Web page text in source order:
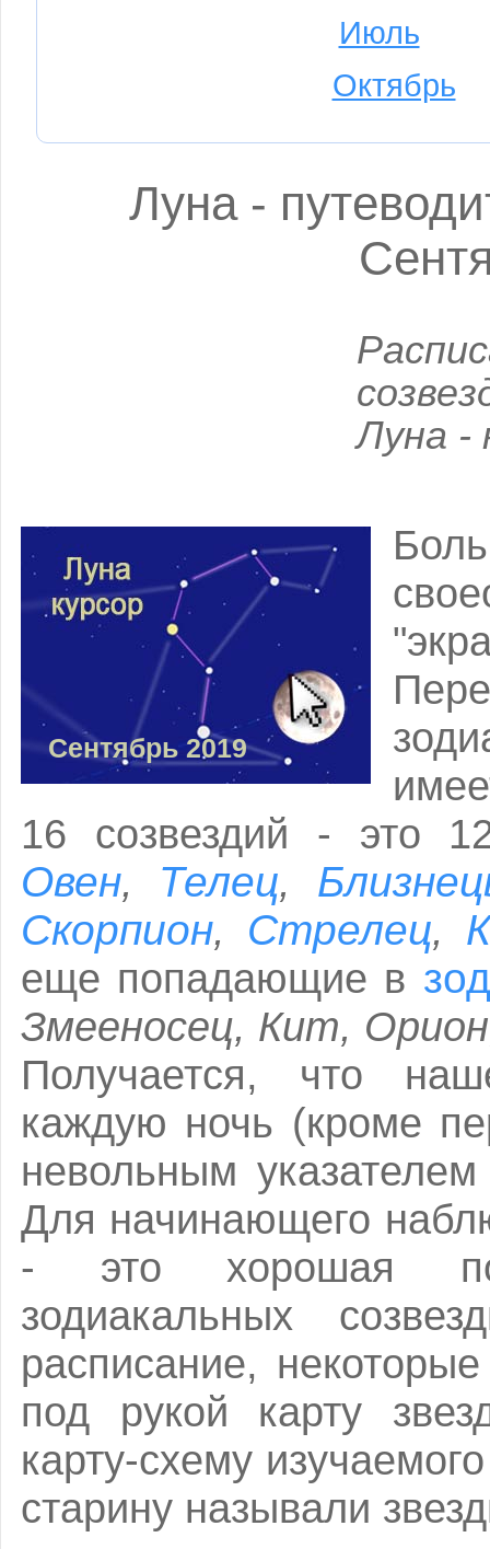
Июль
Октябрь
Луна -
Луна -
Сентябрь 2019
16 созвездий - это
Овен, Телец,
Скорпион, Стрелец,
еще попадающие в
Змееносец, Кит,
Получается, что
каждую ночь (кроме
невольным
Для начинающего
- это хорошая
зодиакальных
расписание,
под рукой карту
карту-схему
старину называли